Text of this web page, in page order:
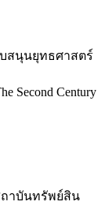
สนุนยุทธศาสตร์
Second Century
าบันทรัพย์สิน